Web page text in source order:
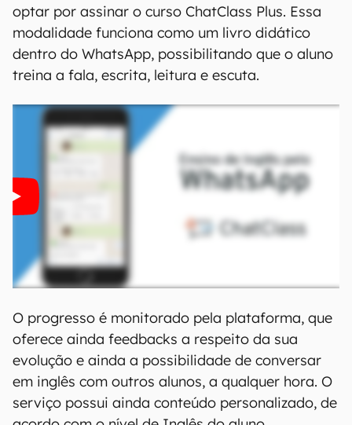
optar por assinar o curso ChatClass Plus. Essa
modalidade funciona como um livro didático
dentro do WhatsApp, possibilitando que o aluno
treina a fala, escrita, leitura e escuta.
O progresso é monitorado pela plataforma, que
oferece ainda feedbacks a respeito da sua
evolução e ainda a possibilidade de conversar
em inglês com outros alunos, a qualquer hora. O
serviço possui ainda conteúdo personalizado, de